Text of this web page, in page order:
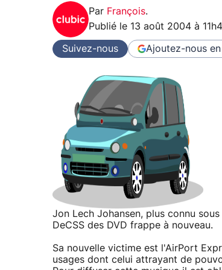
Par François.
Publié le 13 août 2004 à
Suivez-nous Ajoutez-nous
Jon Lech Johansen, plus connu
DeCSS des DVD frappe à nouveau.
Sa nouvelle victime est l'AirPort
usages dont celui attrayant de